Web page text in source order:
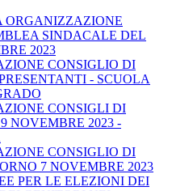
ORGANIZZAZIONE
SINDACALE DEL
2023
CONSIGLIO DI
- SCUOLA
CONSIGLI DI
NOVEMBRE 2023 -
CONSIGLIO DI
7 NOVEMBRE 2023
PER LE ELEZIONI DEI